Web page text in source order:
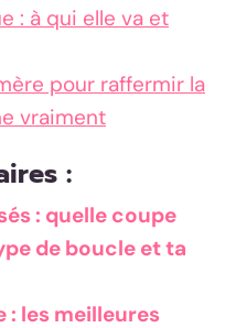
: à qui elle va et
pour raffermir la
vraiment
:
: quelle coupe
de boucle et ta
: les meilleures